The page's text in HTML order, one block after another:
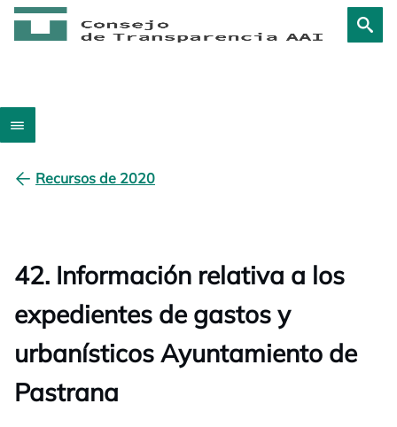
Recursos de 2020
42. Información relativa a los
expedientes de gastos y
urbanísticos Ayuntamiento de
Pastrana